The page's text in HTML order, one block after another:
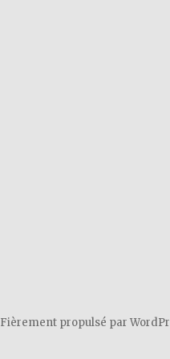
Fièrement propulsé par